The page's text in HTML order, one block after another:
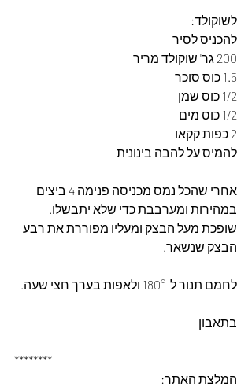
לשוקולד:
להכניס לסיר
200 גר' שוקולד מריר
1.5 כוס סוכר
1/2 כוס שמן
1/2 כוס מים
2 כפות קקאו
להמיס על להבה בינונית
אחרי שהכל נמס מכניסה פנימה 4 ביצים
במהירות ומערבבת כדי שלא יתבשלו.
שופכת מעל הבצק ומעליו מפוררת את רבע
הבצק שנשאר.
לחמם תנור ל-180° ולאפות בערך חצי שעה.
בתאבון
********
המלצת האתר: